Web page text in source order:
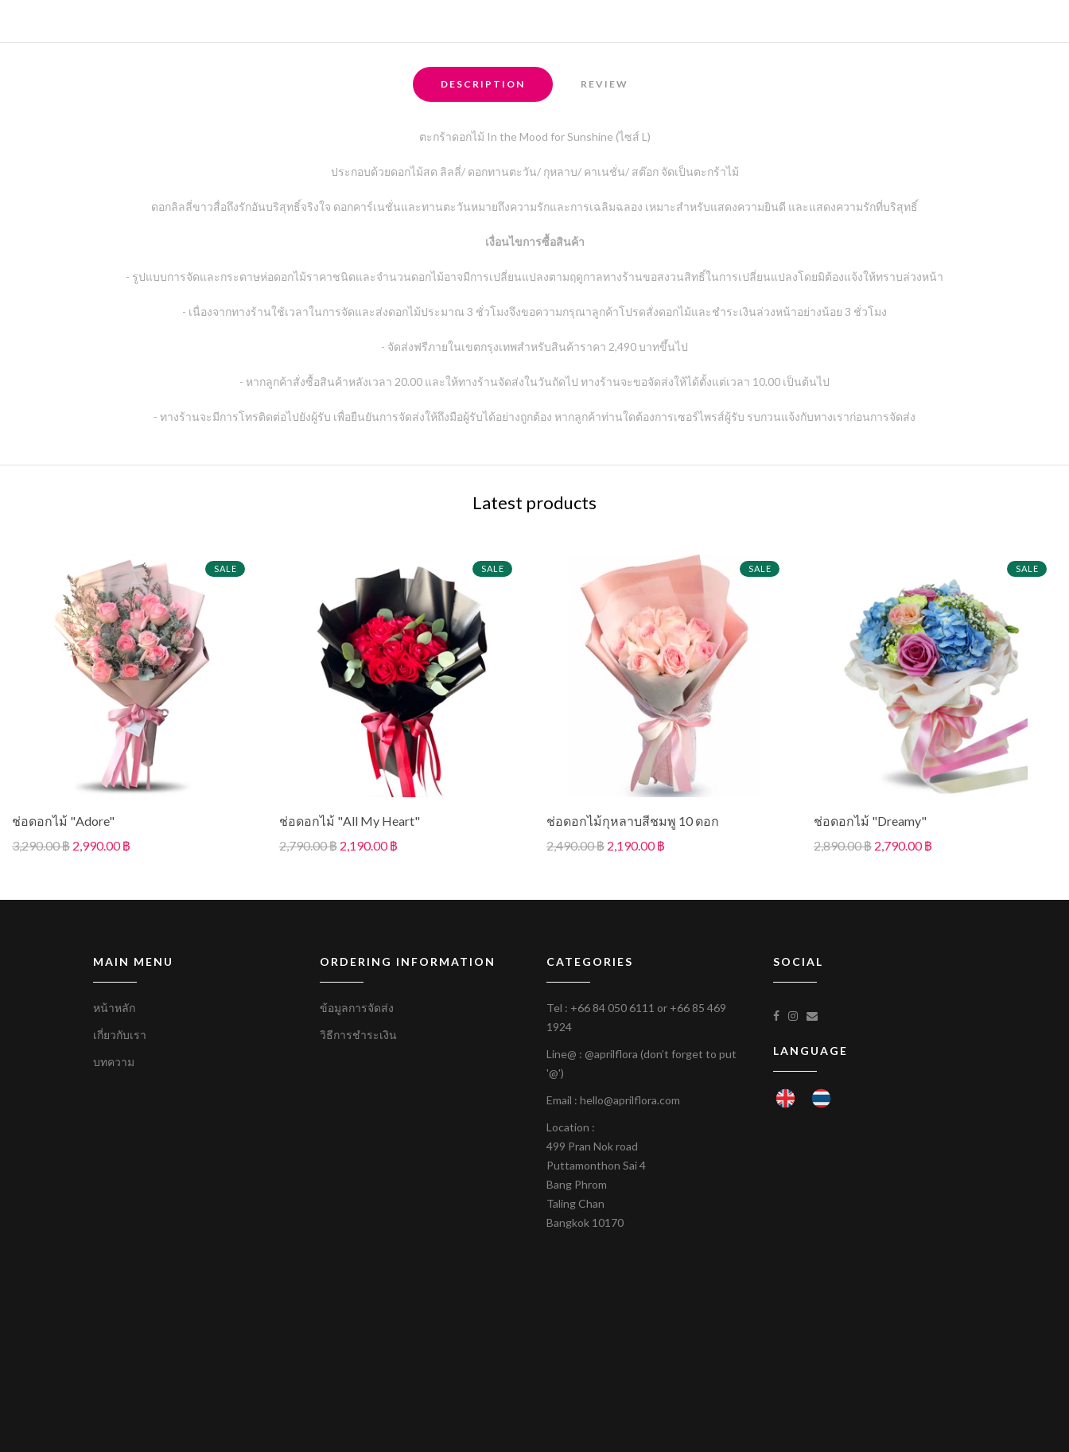
DESCRIPTION REVIEW
ตะกร้าดอกไม้ In the Mood for Sunshine (ไซส์ L)
ประกอบด้วยดอกไม้สด ลิลลี่/ ดอกทานตะวัน/ กุหลาบ/ คาเนชั่น/ สต๊อก จัดเป็นตะกร้าไม้
ดอกลิลลี่ขาวสื่อถึงรักอันบริสุทธิ์จริงใจ ดอกคาร์เนชั่นและทานตะวันหมายถึงความรักและการเฉลิมฉลอง เหมาะสำหรับแสดงความยินดี และแสดงความรักที่บริสุทธิ์
เงื่อนไขการซื้อสินค้า
- รูปแบบการจัดและกระดาษห่อดอกไม้ราคาชนิดและจำนวนดอกไม้อาจมีการเปลี่ยนแปลงตามฤดูกาลทางร้านขอสงวนสิทธิ์ในการเปลี่ยนแปลงโดยมิต้องแจ้งให้ทราบล่วงหน้า
- เนื่องจากทางร้านใช้เวลาในการจัดและส่งดอกไม้ประมาณ 3 ชั่วโมงจึงขอความกรุณาลูกค้าโปรดสั่งดอกไม้และชำระเงินล่วงหน้าอย่างน้อย 3 ชั่วโมง
- จัดส่งฟรีภายในเขตกรุงเทพสำหรับสินค้าราคา 2,490 บาทขึ้นไป
- หากลูกค้าสั่งซื้อสินค้าหลังเวลา 20.00 และให้ทางร้านจัดส่งในวันถัดไป ทางร้านจะขอจัดส่งให้ได้ตั้งแต่เวลา 10.00 เป็นต้นไป
- ทางร้านจะมีการโทรติดต่อไปยังผู้รับ เพื่อยืนยันการจัดส่งให้ถึงมือผู้รับได้อย่างถูกต้อง หากลูกค้าท่านใดต้องการเซอร์ไพรส์ผู้รับ รบกวนแจ้งกับทางเราก่อนการจัดส่ง
Latest products
SALE
ช่อดอกไม้ "Adore"
3,290.00 ฿ 2,990.00 ฿
SALE
ช่อดอกไม้ "All My Heart"
2,790.00 ฿ 2,190.00 ฿
SALE
ช่อดอกไม้กุหลาบสีชมพู 10 ดอก
2,490.00 ฿ 2,190.00 ฿
SALE
ช่อดอกไม้ "Dreamy"
2,890.00 ฿ 2,790.00 ฿
MAIN MENU
หน้าหลัก
เกี่ยวกับเรา
บทความ
ORDERING INFORMATION
ข้อมูลการจัดส่ง
วิธีการชำระเงิน
CATEGORIES
Tel : +66 84 050 6111 or +66 85 469
1924
Line@ : @aprilflora (don’t forget to put
'@')
Email : hello@aprilflora.com
Location :
499 Pran Nok road
Puttamonthon Sai 4
Bang Phrom
Taling Chan
Bangkok 10170
SOCIAL
LANGUAGE